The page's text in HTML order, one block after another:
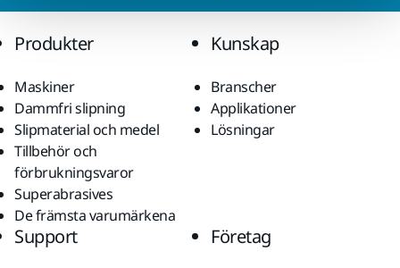
Produkter
Maskiner
Dammfri slipning
Slipmaterial och medel
Tillbehör och
förbrukningsvaror
Superabrasives
De främsta varumärkena
Kunskap
Branscher
Applikationer
Lösningar
Support Företag